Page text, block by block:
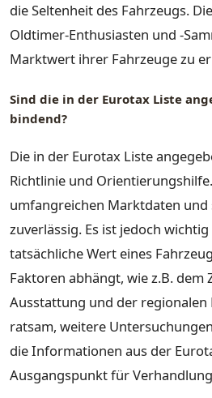
die Seltenheit des Fahrzeugs.
Oldtimer-Enthusiasten und -
Marktwert ihrer Fahrzeuge zu
Sind die in der Eurotax Liste
bindend?
Die in der Eurotax Liste
Richtlinie und
umfangreichen Marktdaten und
zuverlässig. Es ist jedoch
tatsächliche Wert eines
Faktoren abhängt, wie z.B. dem
Ausstattung und der regionalen
ratsam, weitere
die Informationen aus der
Ausgangspunkt für